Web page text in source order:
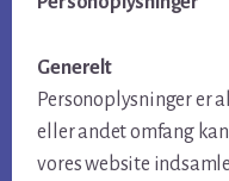
Generelt
Personoplysninger er
eller andet omfang
vores website